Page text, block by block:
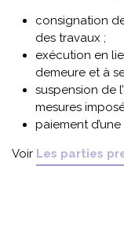
consignation
des travaux ;
exécution en
demeure et à
suspension de
mesures
paiement
Voir Les parties